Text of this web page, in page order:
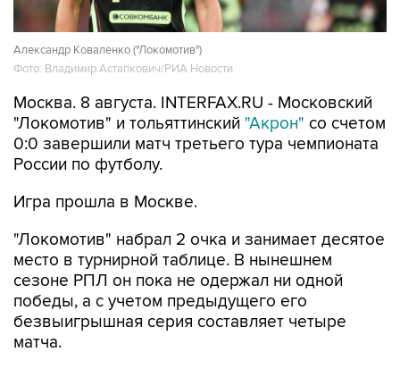
Александр Коваленко ("Локомотив")
Фото: Владимир Астапкович/РИА Новости
Москва. 8 августа. INTERFAX.RU - Московский
"Локомотив" и тольяттинский "Акрон" со счетом
0:0 завершили матч третьего тура чемпионата
России по футболу.
Игра прошла в Москве.
"Локомотив" набрал 2 очка и занимает десятое
место в турнирной таблице. В нынешнем
сезоне РПЛ он пока не одержал ни одной
победы, а с учетом предыдущего его
безвыигрышная серия составляет четыре
матча.